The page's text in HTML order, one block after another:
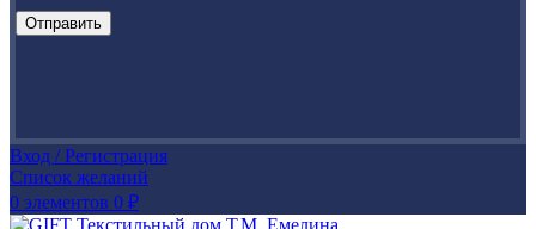
Вход / Регистрация
Список желаний
0 элементов 0 ₽